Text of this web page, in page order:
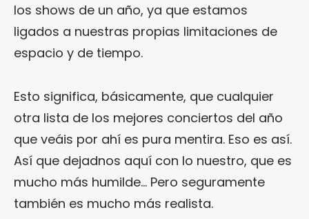
los shows de un año, ya que estamos
ligados a nuestras propias limitaciones de
espacio y de tiempo.
Esto significa, básicamente, que cualquier
otra lista de los mejores conciertos del año
que veáis por ahí es pura mentira. Eso es así.
Así que dejadnos aquí con lo nuestro, que es
mucho más humilde… Pero seguramente
también es mucho más realista.